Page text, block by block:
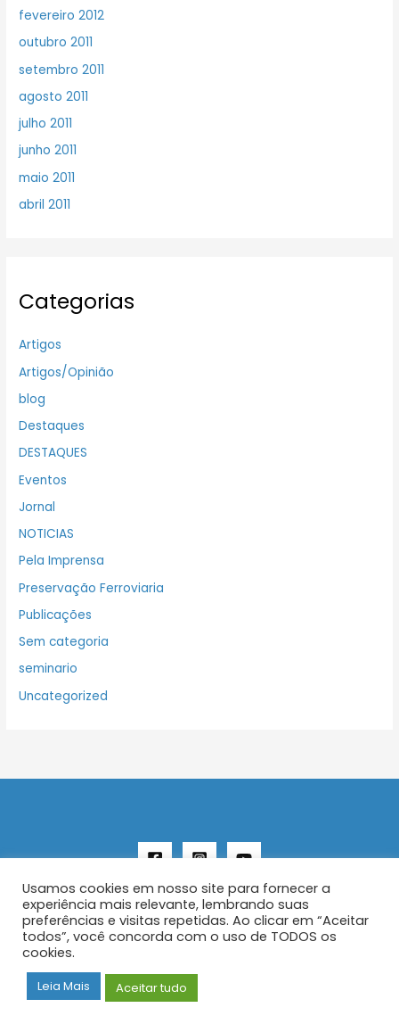
fevereiro 2012
outubro 2011
setembro 2011
agosto 2011
julho 2011
junho 2011
maio 2011
abril 2011
Categorias
Artigos
Artigos/Opinião
blog
Destaques
DESTAQUES
Eventos
Jornal
NOTICIAS
Pela Imprensa
Preservação Ferroviaria
Publicações
Sem categoria
seminario
Uncategorized
Copyright © 2026 AENFER
Construído por IurySan
Usamos cookies em nosso site para fornecer a
experiência mais relevante, lembrando suas
preferências e visitas repetidas. Ao clicar em “Aceitar
todos”, você concorda com o uso de TODOS os
cookies.
Leia Mais Aceitar tudo